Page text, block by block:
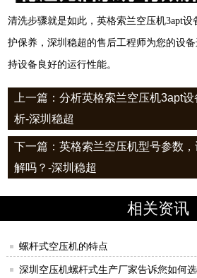
清洗步骤就是如此，英格索兰空压机3apt
护保养，深圳稳超的售后工程师为您的设
持设备良好的运行性能。
上一篇：分析英格索兰空压机3apt
析-深圳稳超
下一篇：英格索兰空压机型号参数
解吗？-深圳稳超
相关资讯
螺杆式空压机的特点
深圳空压机螺杆式生产厂家告诉您如何